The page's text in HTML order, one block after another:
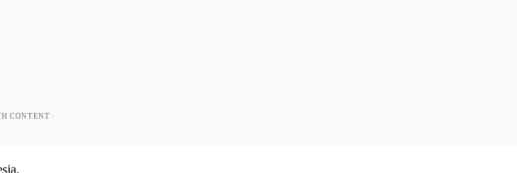
CONTENT